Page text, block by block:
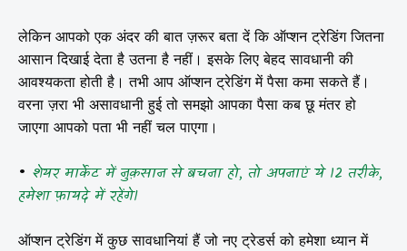
लेकिन आपको एक अंदर की बात ज़रूर बता दें कि ऑप्शन ट्रेडिंग जितना
आसान दिखाई देता है उतना है नहीं। इसके लिए बेहद सावधानी की
आवश्यकता होती है। तभी आप ऑप्शन ट्रेडिंग में पैसा कमा सकते हैं।
वरना ज़रा भी असावधानी हुई तो समझो आपका पैसा कब छू मंतर हो
जाएगा आपको पता भी नहीं चल पाएगा।
• शेयर मार्केट में नुक़सान से बचना हो, तो अपनाएं ये 12 तरीके,
हमेशा फ़ायदे में रहेंगे।
ऑप्शन ट्रेडिंग में कुछ सावधानियां हैं जो नए ट्रेडर्स को हमेशा ध्यान में